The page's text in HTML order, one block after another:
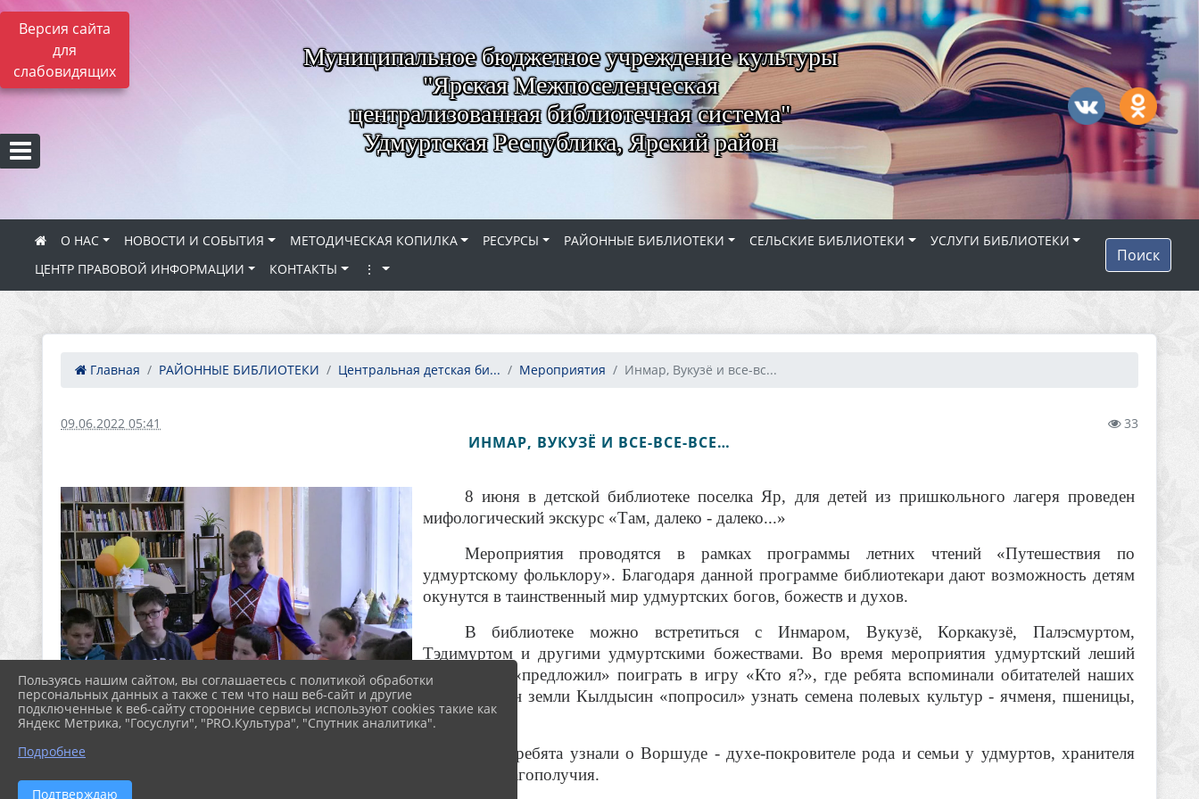
Версия сайта
для
слабовидящих
Муниципальное бюджетное учреждение культуры
"Ярская Межпоселенческая
централизованная библиотечная система"
Удмуртская Республика, Ярский район
О НАС НОВОСТИ И СОБЫТИЯ МЕТОДИЧЕСКАЯ КОПИЛКА РЕСУРСЫ РАЙОННЫЕ БИБЛИОТЕКИ СЕЛЬСКИЕ БИБЛИОТЕКИ
УСЛУГИ БИБЛИОТЕКИ
ЦЕНТР ПРАВОВОЙ ИНФОРМАЦИИ
КОНТАКТЫ ⋮
Поиск
Главная РАЙОННЫЕ БИБЛИОТЕКИ Центральная детская би... Мероприятия Инмар, Вукузё и все-вс...
09.06.2022 05:41 33
ИНМАР, ВУКУЗЁ И ВСЕ-ВСЕ-ВСЕ…
8 июня в детской библиотеке поселка Яр, для детей из пришкольного лагеря проведен
мифологический экскурс «Там, далеко - далеко...»
Мероприятия проводятся в рамках программы летних чтений «Путешествия по
удмуртскому фольклору». Благодаря данной программе библиотекари дают возможность детям
окунутся в таинственный мир удмуртских богов, божеств и духов.
В библиотеке можно встретиться с Инмаром, Вукузё, Коркакузё, Палэсмуртом,
Тэдимуртом и другими удмуртскими божествами. Во время мероприятия удмуртский леший
Нюлэсмурт «предложил» поиграть в игру «Кто я?», где ребята вспоминали обитателей наших
лесов, хозяин земли Кылдысин «попросил» узнать семена полевых культур - ячменя, пшеницы,
льна.
Также ребята узнали о Воршуде - духе-покровителе рода и семьи у удмуртов, хранителя
счастья и благополучия.
Пользуясь нашим сайтом, вы соглашаетесь с политикой обработки
персональных данных а также с тем что наш веб-сайт и другие
подключенные к веб-сайту сторонние сервисы используют cookies такие как
Яндекс Метрика, "Госуслуги", "PRO.Культура", "Спутник аналитика".
Подробнее
Подтверждаю